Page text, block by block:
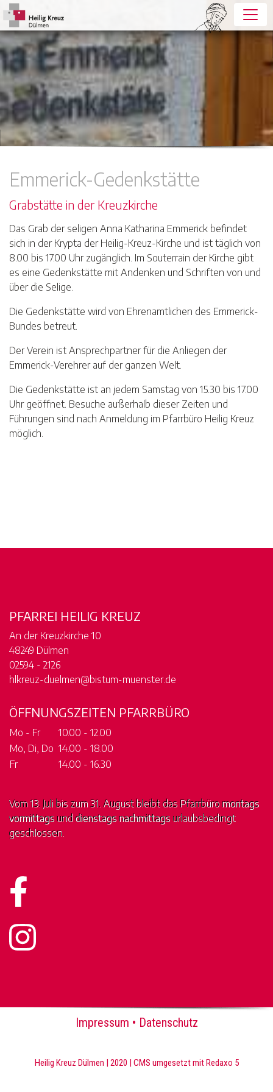
Emmerick-Gedenkstätte
Grabstätte in der Kreuzkirche
Das Grab der seligen Anna Katharina Emmerick befindet
sich in der Krypta der Heilig-Kreuz-Kirche und ist täglich von
8.00 bis 17.00 Uhr zugänglich. Im Souterrain der Kirche gibt
es eine Gedenkstätte mit Andenken und Schriften von und
über die Selige.
Die Gedenkstätte wird von Ehrenamtlichen des Emmerick-
Bundes betreut.
Der Verein ist Ansprechpartner für die Anliegen der
Emmerick-Verehrer auf der ganzen Welt.
Die Gedenkstätte ist an jedem Samstag von 15.30 bis 17.00
Uhr geöffnet. Besuche außerhalb dieser Zeiten und
Führungen sind nach Anmeldung im Pfarrbüro Heilig Kreuz
möglich.
PFARREI HEILIG KREUZ
An der Kreuzkirche 10
48249 Dülmen
02594 - 2126
hlkreuz-duelmen@bistum-muenster.de
ÖFFNUNGSZEITEN PFARRBÜRO
Mo - Fr
10.00 - 12.00
Mo, Di, Do 14.00 - 18.00
Fr
14.00 - 16.30
Vom 13. Juli bis zum 31. August bleibt das Pfarrbüromontags
vormittags und dienstags nachmittags urlaubsbedingt
geschlossen.
Impressum • Datenschutz
Heilig Kreuz Dülmen | 2020 | CMS umgesetzt mit Redaxo 5